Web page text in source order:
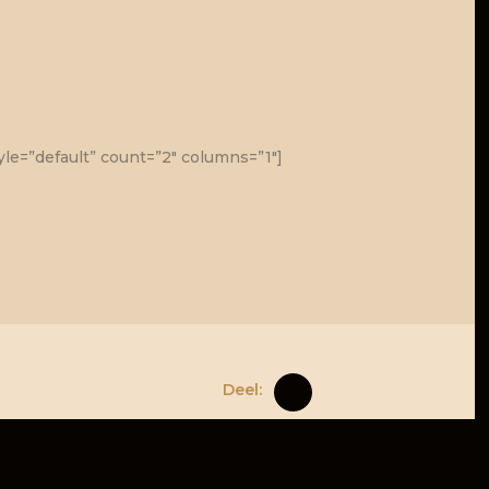
count=”2″ columns=”1″]
Deel: